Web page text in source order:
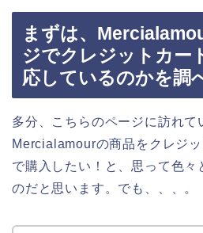
まずは、
ジでクレジットカー
応しているのかを調
多分、こちらのページに訪れて
Mercialamourの商品をクレジ
で購入したい！と、思って色々
のだと思います。でも、、、。